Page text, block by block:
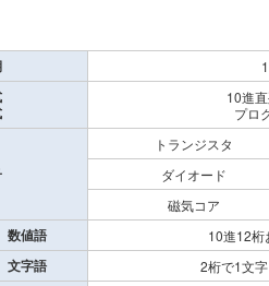
10進
プロ
トランジスタ
ダイオード
磁気コア
数値語 10進12桁
文字語 2桁で1文